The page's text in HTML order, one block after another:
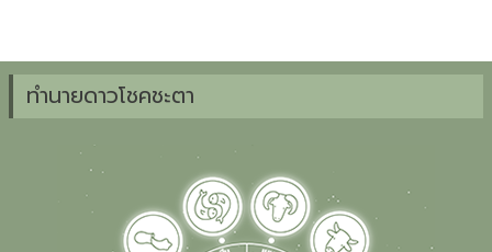
ทำนายดาวโชคชะตา